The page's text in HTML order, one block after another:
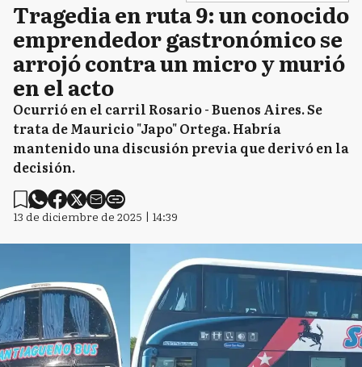
Tragedia en ruta 9: un conocido
emprendedor gastronómico se
arrojó contra un micro y murió
en el acto
Ocurrió en el carril Rosario - Buenos Aires. Se
trata de Mauricio "Japo" Ortega. Habría
mantenido una discusión previa que derivó en la
decisión.
13 de diciembre de 2025 | 14:39